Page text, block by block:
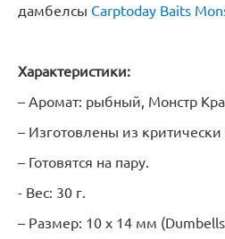
дамбелсы Carptoday Baits
Характеристики:
– Аромат: рыбный, Монстр
– Изготовлены из
– Готовятся на пару.
- Вес: 30 г.
– Размер: 10 х 14 мм